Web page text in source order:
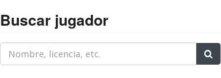
Buscar jugador